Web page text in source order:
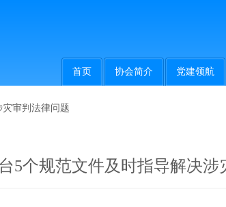
首页 协会简介 党建领航
审判法律问题
5个规范文件及时指导解决涉